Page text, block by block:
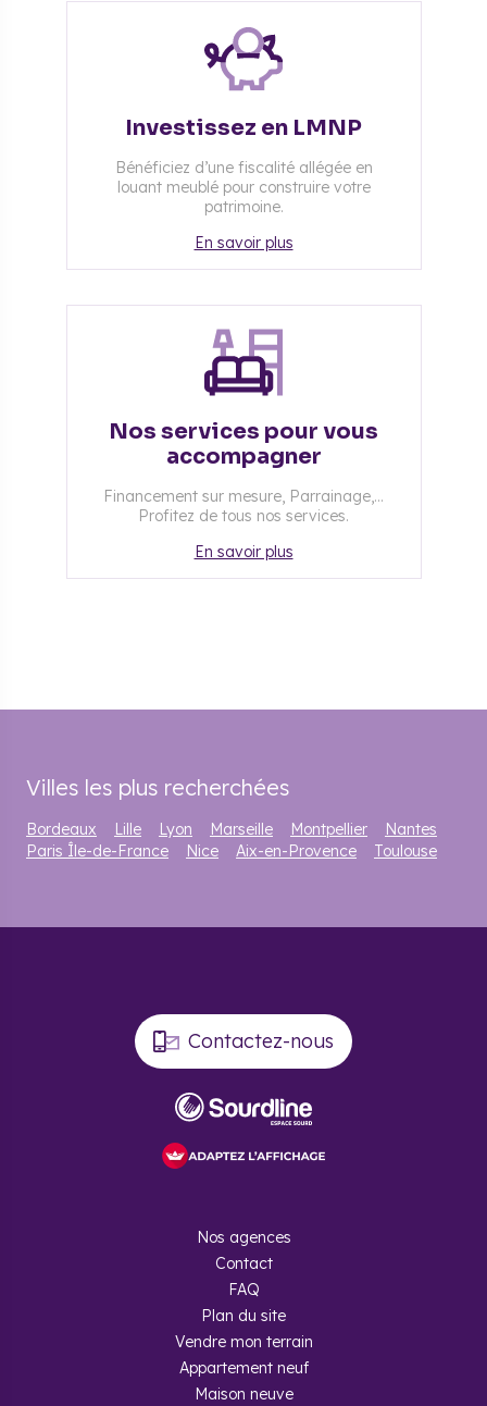
Investissez en LMNP
Bénéficiez d’une fiscalité allégée en
louant meublé pour construire votre
patrimoine.
En savoir plus
Nos services pour vous
accompagner
Financement sur mesure, Parrainage,...
Profitez de tous nos services.
En savoir plus
Villes les plus recherchées
Bordeaux Lille Lyon Marseille Montpellier
Nantes
Paris Île-de-France
Nice Aix-en-Provence Toulouse
Contactez-nous
Nos agences
Contact
FAQ
Plan du site
Vendre mon terrain
Appartement neuf
Maison neuve